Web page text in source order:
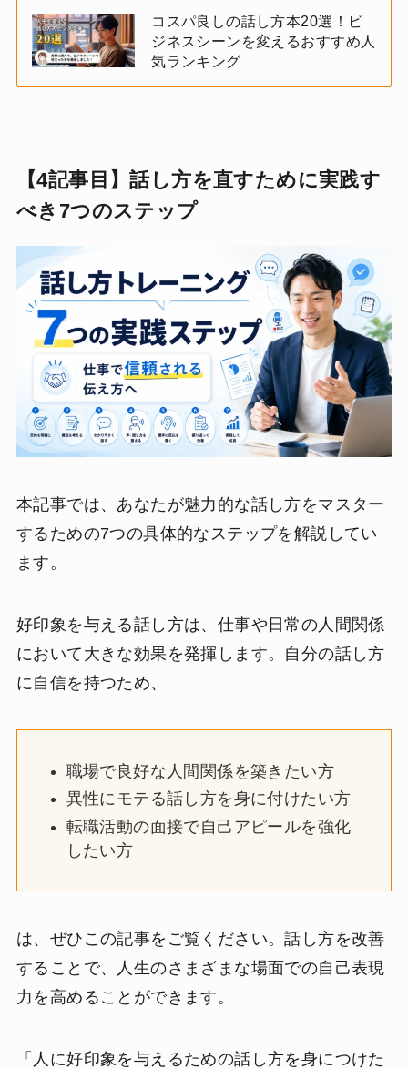
コスパ良しの話し方本20選！ビ
ジネスシーンを変えるおすすめ人
気ランキング
【4記事目】話し方を直すために実践す
べき7つのステップ
本記事では、あなたが魅力的な話し方をマスター
するための7つの具体的なステップを解説してい
ます。
好印象を与える話し方は、仕事や日常の人間関係
において大きな効果を発揮します。自分の話し方
に自信を持つため、
職場で良好な人間関係を築きたい方
異性にモテる話し方を身に付けたい方
転職活動の面接で自己アピールを強化
したい方
は、ぜひこの記事をご覧ください。話し方を改善
することで、人生のさまざまな場面での自己表現
力を高めることができます。
「人に好印象を与えるための話し方を身につけた